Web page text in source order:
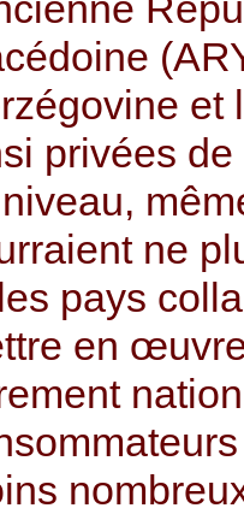
et
privées
ne
pays
en